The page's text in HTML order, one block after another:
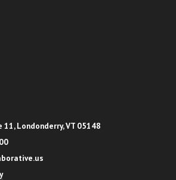
Londonderry, VT 05148